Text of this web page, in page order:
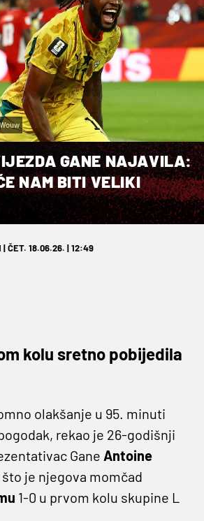
GANE NAJAVILA:
NAM BITI VELIKI
| ČET. 18.06.26. | 12:49
kolu sretno pobijedila
olakšanje u 95. minuti
rekao je 26-godišnji
Gane Antoine
je njegova momčad
1-0 u prvom kolu skupine L